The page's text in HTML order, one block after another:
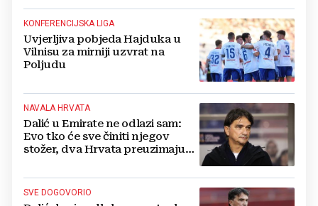
KONFERENCIJSKA LIGA
Uvjerljiva pobjeda Hajduka u
Vilnisu za mirniji uzvrat na
Poljudu
NAVALA HRVATA
Dalić u Emirate ne odlazi sam:
Evo tko će sve činiti njegov
stožer, dva Hrvata preuzimaju
SVE DOGOVORIO